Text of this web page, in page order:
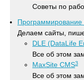
Советы по
Программирование
Делаем сайты,
DLE (DataLife
Все об этом
MaxSite CMS3
Все об этом